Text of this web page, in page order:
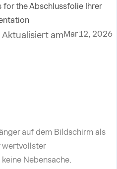
for the Abschlussfolie Ihrer
Aktualisiert amMar 12, 2026
auf dem Bildschirm als
wertvollster
Nebensache.